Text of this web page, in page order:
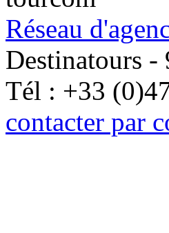
Réseau
Destinatours
Tél : +33
contacter par